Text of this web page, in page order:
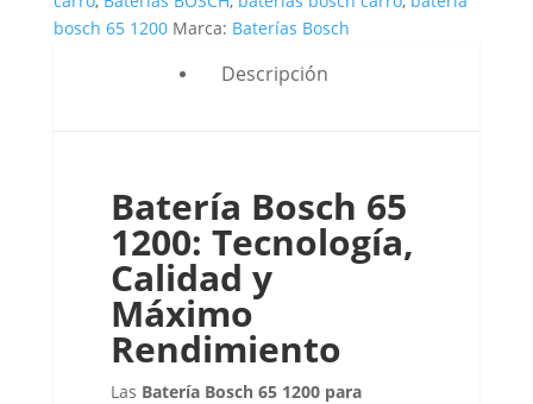
bosch 65 1200 Marca: Baterías Bosch
Descripción
Batería Bosch 65
1200: Tecnología,
Calidad y
Máximo
Rendimiento
Las Batería Bosch 65 1200 para